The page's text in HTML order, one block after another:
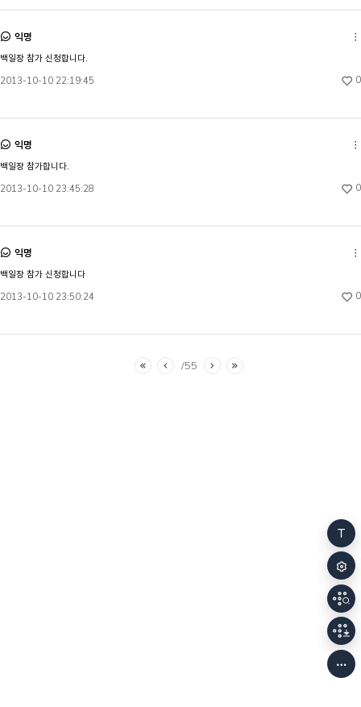
익명
백일장 참가 신청합니다.
2013-10-10 22:19:45 0
익명
백일장 참가합니다.
2013-10-10 23:45:28 0
익명
백일장 참가 신청합니다
2013-10-10 23:50:24 0
처음 이전55 다음마지막